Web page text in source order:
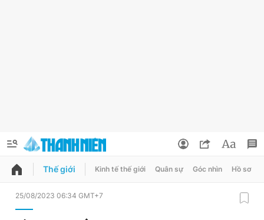
QUẢNG CÁO
Thế giới Kinh tế thế giới Quân sự Góc nhìn Hồ sơ
25/08/2023 06:34 GMT+7